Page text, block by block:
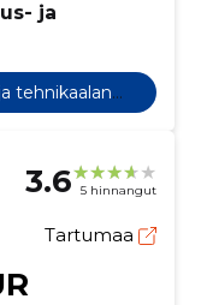
ja
tehnikaalane
3.6 5 hinnangut
Tartumaa